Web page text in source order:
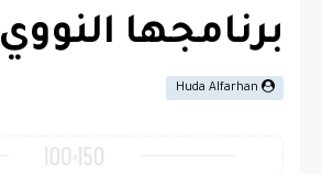
برنامجها النووي
Huda Alfarhan